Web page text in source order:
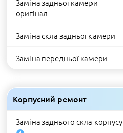
Заміна задньої камери
оригінал
Заміна скла задньої камери
Заміна передньої камери
Корпусний ремонт
Заміна заднього скла корпусу